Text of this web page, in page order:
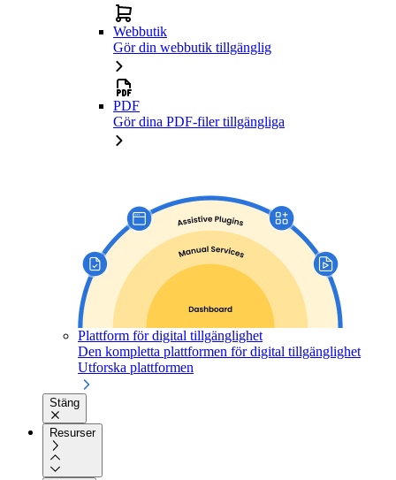
Webbutik
Gör din webbutik tillgänglig
PDF
Gör dina PDF-filer tillgängliga
Plattform för digital tillgänglighet
Den kompletta plattformen för digital tillgänglighet
Utforska plattformen
Stäng
Resurser